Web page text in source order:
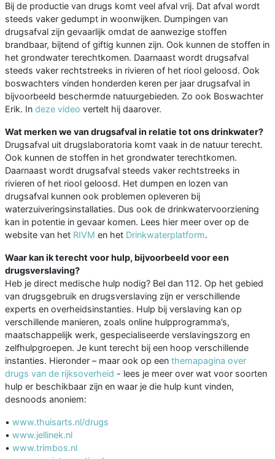
Bij de productie van drugs komt veel afval vrij. Dat afval wordt
steeds vaker gedumpt in woonwijken. Dumpingen van
drugsafval zijn gevaarlijk omdat de aanwezige stoffen
brandbaar, bijtend of giftig kunnen zijn. Ook kunnen de stoffen in
het grondwater terechtkomen. Daarnaast wordt drugsafval
steeds vaker rechtstreeks in rivieren of het riool geloosd. Ook
boswachters vinden honderden keren per jaar drugsafval in
bijvoorbeeld beschermde natuurgebieden. Zo ook Boswachter
Erik. In deze video vertelt hij daarover.
Wat merken we van drugsafval in relatie tot ons drinkwater?
Drugsafval uit drugslaboratoria komt vaak in de natuur terecht.
Ook kunnen de stoffen in het grondwater terechtkomen.
Daarnaast wordt drugsafval steeds vaker rechtstreeks in
rivieren of het riool geloosd. Het dumpen en lozen van
drugsafval kunnen ook problemen opleveren bij
waterzuiveringsinstallaties. Dus ook de drinkwatervoorziening
kan in potentie in gevaar komen. Lees hier meer over op de
website van het RIVM en het Drinkwaterplatform.
Waar kan ik terecht voor hulp, bijvoorbeeld voor een
drugsverslaving?
Heb je direct medische hulp nodig? Bel dan 112. Op het gebied
van drugsgebruik en drugsverslaving zijn er verschillende
experts en overheidsinstanties. Hulp bij verslaving kan op
verschillende manieren, zoals online hulpprogramma’s,
maatschappelijk werk, gespecialiseerde verslavingszorg en
zelfhulpgroepen. Je kunt terecht bij een hoop verschillende
instanties. Hieronder – maar ook op een themapagina over
drugs van de rijksoverheid - lees je meer over wat voor soorten
hulp er beschikbaar zijn en waar je die hulp kunt vinden,
desnoods anoniem:
• www.thuisarts.nl/drugs
• www.jellinek.nl
• www.trimbos.nl